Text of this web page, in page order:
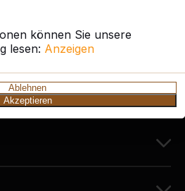
können Sie unsere
lesen: Anzeigen
Ablehnen
Akzeptieren